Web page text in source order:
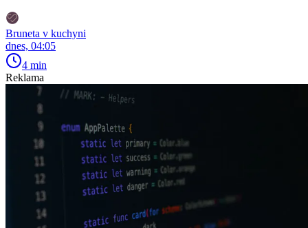
Bruneta v kuchyni
dnes, 04:05
4 min
Reklama